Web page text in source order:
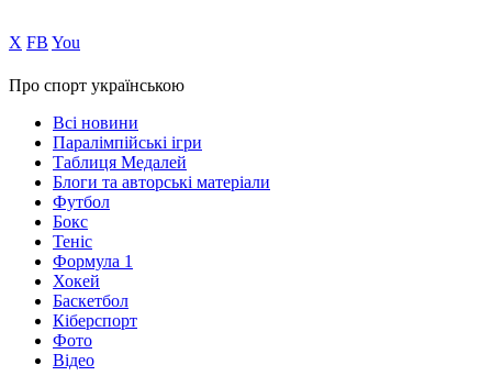
Х FB You
Про спорт українською
Всі новини
Паралімпійські ігри
Таблиця Медалей
Блоги та авторські матеріали
Футбол
Бокс
Теніс
Формула 1
Хокей
Баскетбол
Кіберспорт
Фото
Відео